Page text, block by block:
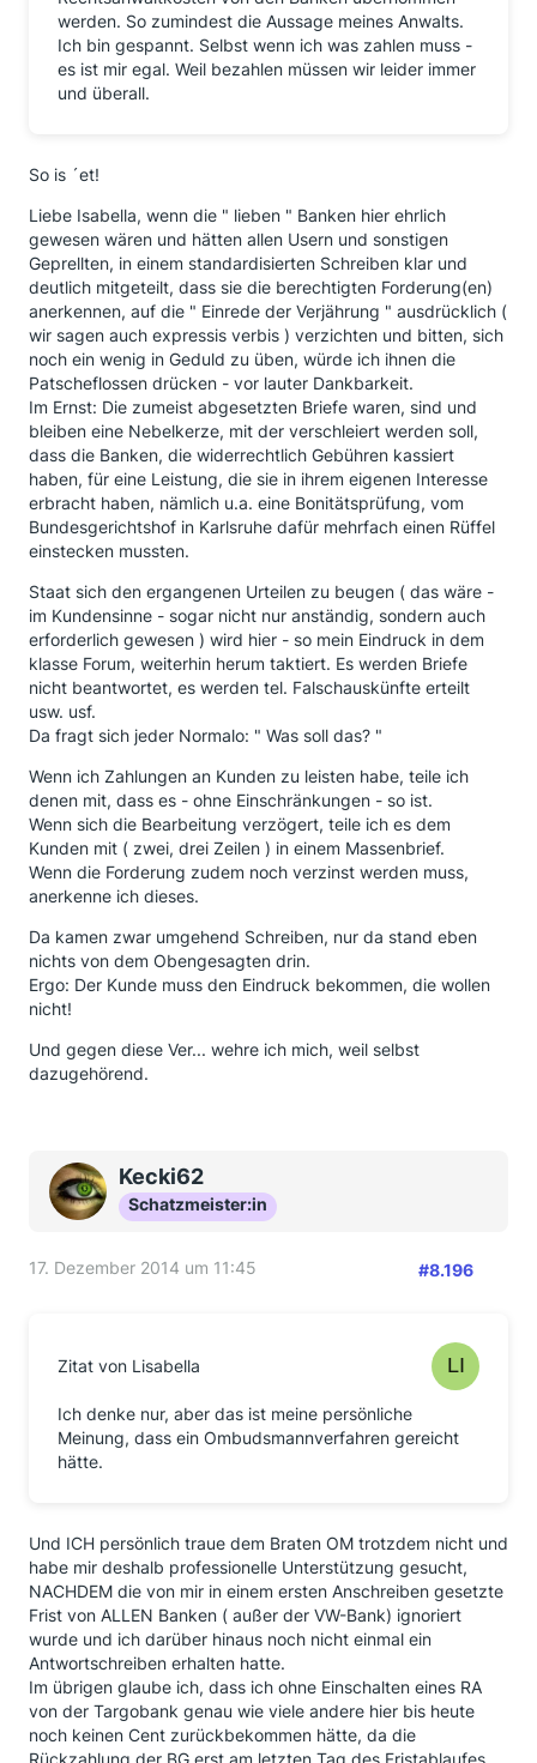
werden. So zumindest die Aussage meines Anwalts.
Ich bin gespannt. Selbst wenn ich was zahlen muss -
es ist mir egal. Weil bezahlen müssen wir leider immer
und überall.
So is ´et!
Liebe Isabella, wenn die " lieben " Banken hier ehrlich
gewesen wären und hätten allen Usern und sonstigen
Geprellten, in einem standardisierten Schreiben klar und
deutlich mitgeteilt, dass sie die berechtigten Forderung(en)
anerkennen, auf die " Einrede der Verjährung " ausdrücklich (
wir sagen auch expressis verbis ) verzichten und bitten, sich
noch ein wenig in Geduld zu üben, würde ich ihnen die
Patscheflossen drücken - vor lauter Dankbarkeit.
Im Ernst: Die zumeist abgesetzten Briefe waren, sind und
bleiben eine Nebelkerze, mit der verschleiert werden soll,
dass die Banken, die widerrechtlich Gebühren kassiert
haben, für eine Leistung, die sie in ihrem eigenen Interesse
erbracht haben, nämlich u.a. eine Bonitätsprüfung, vom
Bundesgerichtshof in Karlsruhe dafür mehrfach einen Rüffel
einstecken mussten.
Staat sich den ergangenen Urteilen zu beugen ( das wäre -
im Kundensinne - sogar nicht nur anständig, sondern auch
erforderlich gewesen ) wird hier - so mein Eindruck in dem
klasse Forum, weiterhin herum taktiert. Es werden Briefe
nicht beantwortet, es werden tel. Falschauskünfte erteilt
usw. usf.
Da fragt sich jeder Normalo: " Was soll das? "
Wenn ich Zahlungen an Kunden zu leisten habe, teile ich
denen mit, dass es - ohne Einschränkungen - so ist.
Wenn sich die Bearbeitung verzögert, teile ich es dem
Kunden mit ( zwei, drei Zeilen ) in einem Massenbrief.
Wenn die Forderung zudem noch verzinst werden muss,
anerkenne ich dieses.
Da kamen zwar umgehend Schreiben, nur da stand eben
nichts von dem Obengesagten drin.
Ergo: Der Kunde muss den Eindruck bekommen, die wollen
nicht!
Und gegen diese Ver... wehre ich mich, weil selbst
dazugehörend.
Kecki62
Schatzmeister:in
17. Dezember 2014 um 11:45 #8.196
Zitat von Lisabella
Ich denke nur, aber das ist meine persönliche
Meinung, dass ein Ombudsmannverfahren gereicht
hätte.
Und ICH persönlich traue dem Braten OM trotzdem nicht und
habe mir deshalb professionelle Unterstützung gesucht,
NACHDEM die von mir in einem ersten Anschreiben gesetzte
Frist von ALLEN Banken ( außer der VW-Bank) ignoriert
wurde und ich darüber hinaus noch nicht einmal ein
Antwortschreiben erhalten hatte.
Im übrigen glaube ich, dass ich ohne Einschalten eines RA
von der Targobank genau wie viele andere hier bis heute
noch keinen Cent zurückbekommen hätte, da die
Rückzahlung der BG erst am letzten Tag des Fristablaufes